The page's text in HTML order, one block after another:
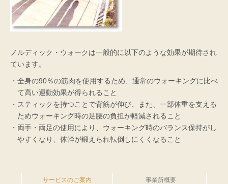
ノルディック・ウォークは一般的に以下のような効果が期待され
ています。
全身の90％の筋肉を使用するため、通常のウォーキングに比べ
て高い運動効果が得られること
スティックを持つことで背筋が伸び、また、一部体重を支える
ためウォーキング時の足腰の負担が軽減されること
両手・両足の使用により、ウォーキング時のバランス保持がし
やすくなり、体幹が鍛えられ転倒しにくくなること
サービスのご案内 事業所概要